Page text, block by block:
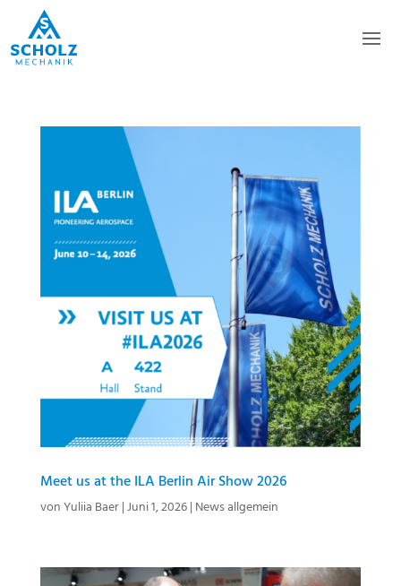
Meet us at the ILA Berlin Air Show 2026
vonYuliia Baer|Juni 1, 2026| News allgemein